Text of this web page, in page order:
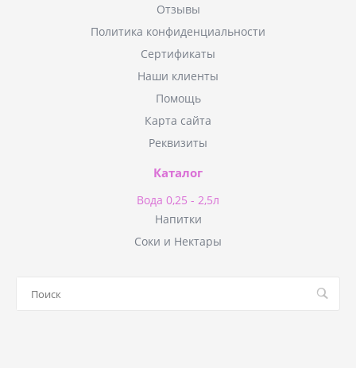
Отзывы
Политика конфиденциальности
Сертификаты
Наши клиенты
Помощь
Карта сайта
Реквизиты
Каталог
Вода 0,25 - 2,5л
Напитки
Соки и Нектары